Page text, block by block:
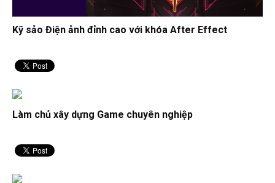
Kỹ sảo Điện ảnh đỉnh cao với khóa After Effect
Làm chủ xây dựng Game chuyên nghiệp